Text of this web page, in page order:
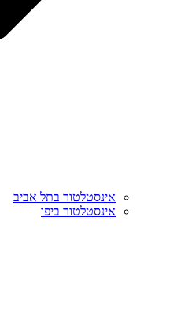
אינסטלטור בתל אביב
אינסטלטור ביפו